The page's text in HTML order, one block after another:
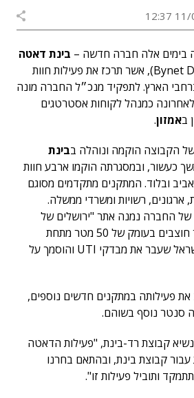
11/
בימים אלה חברה חדשה – בינת דאטה
(Bynet Data Centers), אשר תרכז את פעילות חוות
הארץ. לתפקיד מנכ״ל החברה מונה
כמנהל לקוחות אסטרטגים
באמזון.
הקבוצה הוקמה ונוהלה בבינת
כעשור, ובמסגרתה הוקמו ארבע חוות
ובלוד. המתקנים מתקדמים מסוגם
ארגונים, רשויות ומשרדי ממשלה.
החברה נמנה אתר "ירושלים של
זהב", אשר ממוקם בהר חוצבים בעומק של 50 מטר מתחת
לאדמה והינו היחיד בישראל שעבר את מבדקי UTI והוסמך על
פעילותה במתקנים חדשים נוספים,
סנטר נוסף בשוהם.
קבוצת רד-בינת, "פעילות הדאטה
קבוצת בינת, ובהתאם בחרנו
ותוביל פעילות זו".